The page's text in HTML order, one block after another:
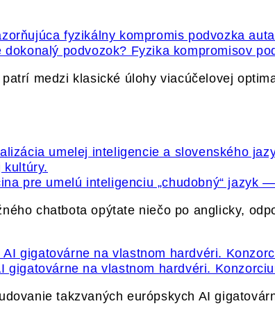
dokonalý podvozok? Fyzika kompromisov
patrí medzi klasické úlohy viacúčelovej
pre umelú inteligenciu „chudobný“ jazyk
chatbota opýtate niečo po anglicky,
gigatovárne na vlastnom hardvéri.
takzvaných európskych AI